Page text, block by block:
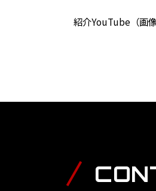
紹介YouTube（画